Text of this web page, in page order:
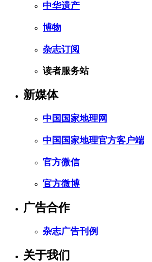
中华遗产
博物
杂志订阅
读者服务站
新媒体
中国国家地理网
中国国家地理官方客户端
官方微信
官方微博
广告合作
杂志广告刊例
关于我们